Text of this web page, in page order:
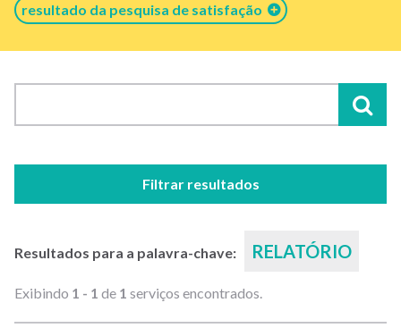
resultado da pesquisa de satisfação
Filtrar resultados
Resultados para a palavra-chave: RELATÓRIO
Exibindo 1 - 1 de 1 serviços encontrados.